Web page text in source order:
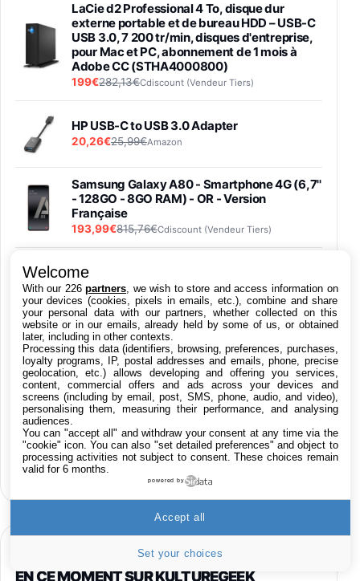
LaCie d2 Professional 4 To, disque dur
externe portable et de bureau HDD – USB-C
USB 3.0, 7 200 tr/min, disques d'entreprise,
pour Mac et PC, abonnement de 1 mois à
Adobe CC (STHA4000800)
199€282,13€Cdiscount (Vendeur Tiers)
HP USB-C to USB 3.0 Adapter
20,26€25,99€Amazon
Samsung Galaxy A80 - Smartphone 4G (6,7''
- 128GO - 8GO RAM) - OR - Version
Française
193,99€815,76€Cdiscount (Vendeur Tiers)
Filaires pour Windows, Souris Optique
Filaire, Connexion USB Plug And Play,
Confortable, Taille Standard, PC/Portable,
Clavier QWERTY UK - Noir
61,15€65,97€Amazon
PIONEER PLX-500 Blanche - Platine vinyle à
entraénement direct 3 vitesses (33-45-78
trs/min) avec pre-ampli intégré et port USB
348,99€
Smartphone SAMSUNG Galaxy S26 Ultra
Noir 256Go
Fnac (Vendeur Tiers)
Smartphone SAMSUNG Galaxy S26+ Violet
256Go
1240,43€Fnac (Vendeur Tiers)
Toutes nos promos en Live 24h/24
sur les Apps iPhone, iPad, Mac & Apple TV
sur les films iTunes
sur les produits High-Tech
EN CE MOMENT SUR KULTUREGEEK
Welcome
With our 226partners , we wish to store and access information on
your devices (cookies, pixels in emails, etc.), combine and share
your personal data with our partners, whether collected on this
website or in our emails, already held by some of us, or obtained
later, including in other contexts.
Processing this data (identifiers, browsing, preferences, purchases,
loyalty programs, IP, postal addresses and emails, phone, precise
geolocation, etc.) allows developing and offering you services,
content, commercial offers and ads across your devices and
screens (including by email, post, SMS, phone, audio, and video),
personalising them, measuring their performance, and analysing
audiences.
You can "accept all" and withdraw your consent at any time via the
"cookie" icon. You can also "set detailed preferences" and object to
processing activities not subject to consent. These choices remain
valid for 6 months.
powered by
Set your choices
Accept all